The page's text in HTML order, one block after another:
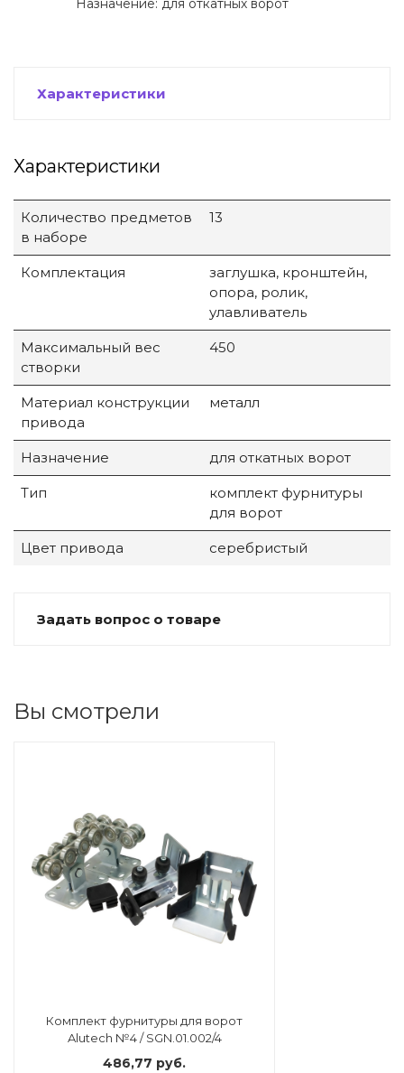
Назначение: для откатных ворот
Характеристики
Характеристики
Количество предметов
в наборе
13
Комплектация
заглушка, кронштейн,
опора, ролик,
улавливатель
Максимальный вес
створки
450
Материал конструкции
привода
металл
Назначение для откатных ворот
Тип
комплект фурнитуры
для ворот
Цвет привода серебристый
Задать вопрос о товаре
Вы смотрели
Комплект фурнитуры для ворот
Alutech №4 / SGN.01.002/4
486,77 руб.